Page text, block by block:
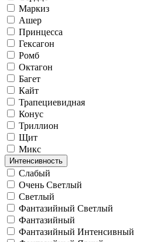
Маркиз
Ашер
Принцесса
Гексагон
Ромб
Октагон
Багет
Кайт
Трапециевидная
Конус
Триллион
Щит
Микс
Интенсивность
Слабый
Очень Светлый
Светлый
Фантазийный Светлый
Фантазийный
Фантазийный Интенсивный